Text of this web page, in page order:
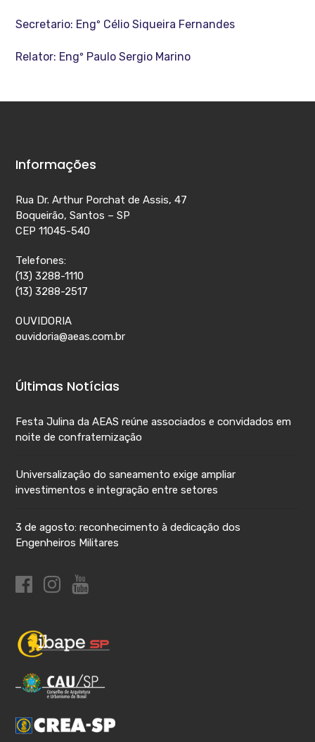
Secretario: Engº Célio Siqueira Fernandes
Relator: Engº Paulo Sergio Marino
Informações
Rua Dr. Arthur Porchat de Assis, 47
Boqueirão, Santos – SP
CEP 11045-540
Telefones:
(13) 3288-1110
(13) 3288-2517
OUVIDORIA
ouvidoria@aeas.com.br
Últimas Notícias
Festa Julina da AEAS reúne associados e convidados em
noite de confraternização
Universalização do saneamento exige ampliar
investimentos e integração entre setores
3 de agosto: reconhecimento à dedicação dos
Engenheiros Militares